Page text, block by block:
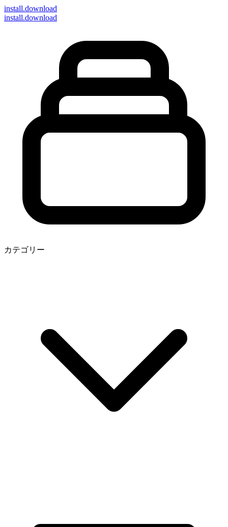
install.download
install.download
カテゴリー